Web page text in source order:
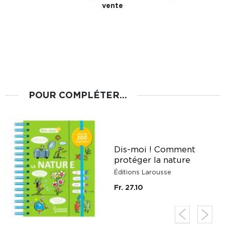
vente
POUR COMPLÉTER...
Dis-moi ! Comment
protéger la nature
Éditions Larousse
Fr. 27.10